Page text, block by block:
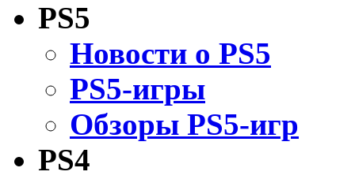
PS5
Новости о PS5
PS5-игры
Обзоры PS5-игр
PS4